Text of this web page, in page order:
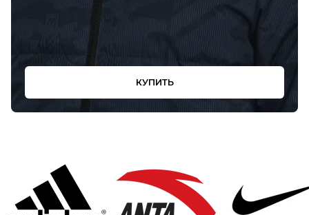
КУПИТЬ